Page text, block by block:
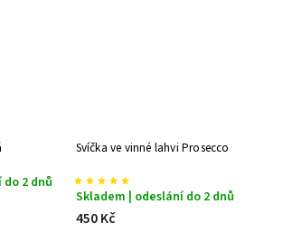
2 dnů
Svíčka ve vinné lahvi Prosecco
Skladem | odeslání do 2 dnů
450 Kč